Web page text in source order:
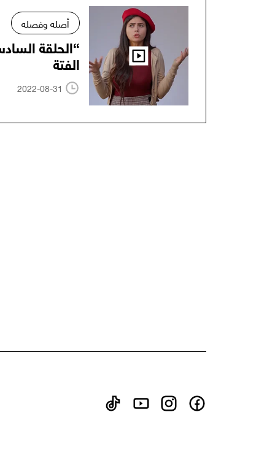
أصله وفصله
“الحلقة
الفتة
2022-08-31